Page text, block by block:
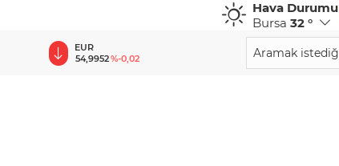
Hava Durumu
Bursa 32 °
GBP
64,2006 %0,06
CHF
58,7422 %0,30